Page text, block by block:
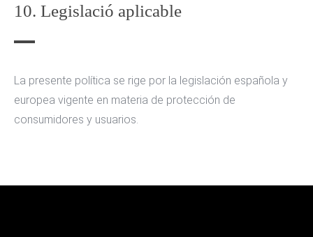
10. Legislació aplicable
La presente política se rige por la legislación española y
europea vigente en materia de protección de
consumidores y usuarios.